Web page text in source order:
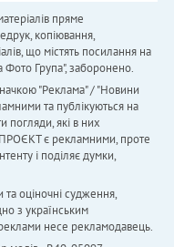
пряме
копіювання,
що містять посилання на
Фото Група", заборонено.
"Реклама" / "Новини
та публікуються на
погляди, які в них
є рекламними, проте
і поділяє думки,
та оціночні судження,
з українським
реклами несе рекламодавець.